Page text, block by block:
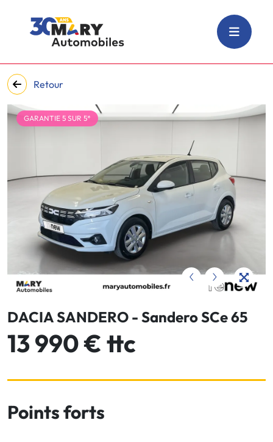
Retour
‹ ›
GARANTIE 5 SUR 5*
DACIA SANDERO - Sandero SCe 65
13 990 € ttc
Points forts